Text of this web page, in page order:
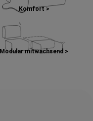
Komfort >
Modular mitwachsend >